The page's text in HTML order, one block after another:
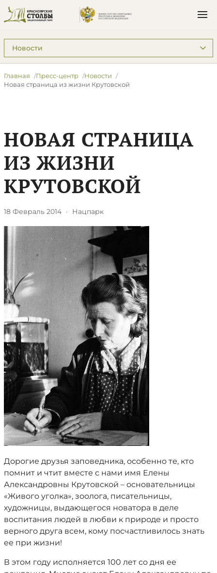
Подразделы: Пресс-центр
Главная Пресс-центр
Новости
Новая страница из жизни Крутовской
НОВАЯ СТРАНИЦА
ИЗ ЖИЗНИ
КРУТОВСКОЙ
18 Февраль 2014 · Нацпарк
Дорогие друзья заповедника, особенно те, кто
помнит и чтит вместе с нами имя Елены
Александровны Крутовской – основательницы
«Живого уголка», зоолога, писательницы,
художницы, выдающегося новатора в деле
воспитания людей в любви к природе и просто
верного друга всем, кому посчастливилось знать
ее при жизни!
В этом году исполняется 100 лет со дня ее